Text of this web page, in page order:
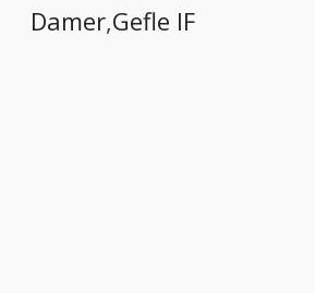
Damer,Gefle IF